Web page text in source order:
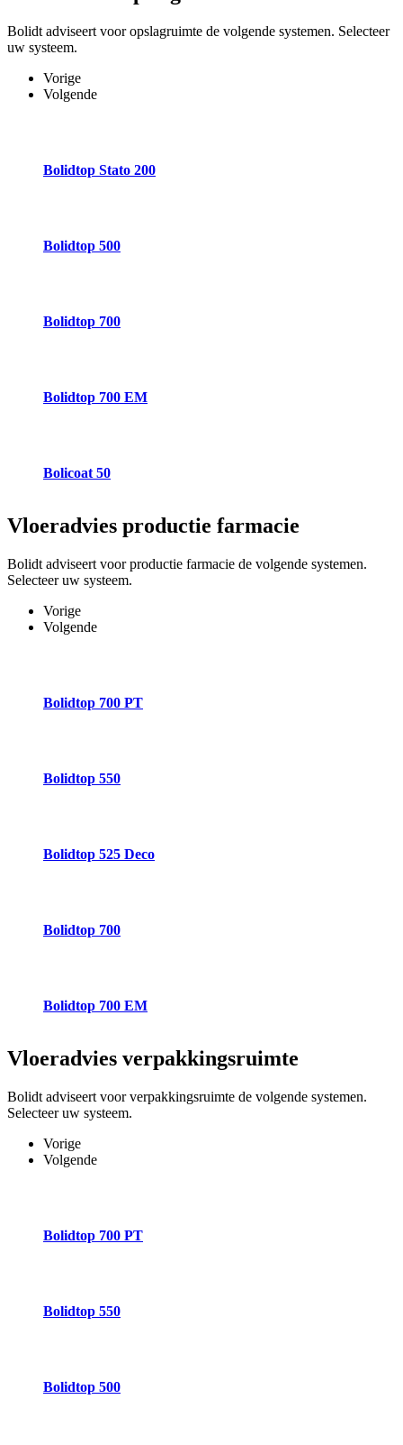
Bolidt adviseert voor opslagruimte de volgende systemen. Selecteer
uw systeem.
Vorige
Volgende
Bolidtop Stato 200
Bolidtop 500
Bolidtop 700
Bolidtop 700 EM
Bolicoat 50
Vloeradvies productie farmacie
Bolidt adviseert voor productie farmacie de volgende systemen.
Selecteer uw systeem.
Vorige
Volgende
Bolidtop 700 PT
Bolidtop 550
Bolidtop 525 Deco
Bolidtop 700
Bolidtop 700 EM
Vloeradvies verpakkingsruimte
Bolidt adviseert voor verpakkingsruimte de volgende systemen.
Selecteer uw systeem.
Vorige
Volgende
Bolidtop 700 PT
Bolidtop 550
Bolidtop 500